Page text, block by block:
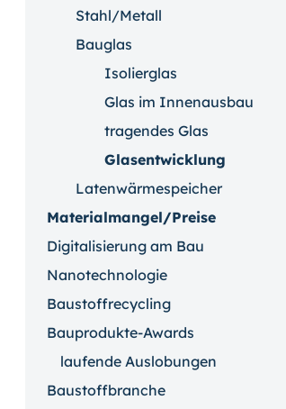
Stahl/Metall
Bauglas
Isolierglas
Glas im Innenausbau
tragendes Glas
Glasentwicklung
Latenwärmespeicher
Materialmangel/Preise
Digitalisierung am Bau
Nanotechnologie
Baustoffrecycling
Bauprodukte-Awards
laufende Auslobungen
Baustoffbranche